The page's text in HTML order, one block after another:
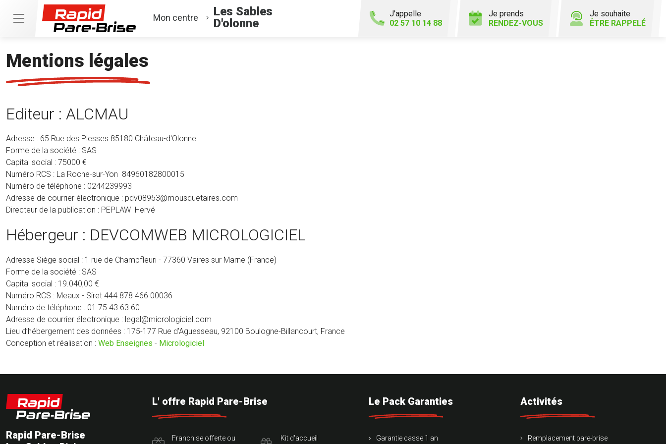
Mon centre
Les Sables
D'olonne
J'appelle
02 57 10 14 88
Je prends
RENDEZ-VOUS
Je souhaite
ÊTRE RAPPELÉ
Mentions légales
Editeur : ALCMAU
Adresse : 65 Rue des Plesses 85180 Château-d'Olonne
Forme de la société : SAS
Capital social : 75000 €
Numéro RCS : La Roche-sur-Yon 84960182800015
Numéro de téléphone : 0244239993
Adresse de courrier électronique : pdv08953@mousquetaires.com
Directeur de la publication : PEPLAW Hervé
Hébergeur : DEVCOMWEB MICROLOGICIEL
Adresse Siège social : 1 rue de Champfleuri - 77360 Vaires sur Marne (France)
Forme de la société : SAS
Capital social : 19.040,00 €
Numéro RCS : Meaux - Siret 444 878 466 00036
Numéro de téléphone : 01 75 43 63 60
Adresse de courrier électronique : legal@micrologiciel.com
Lieu d’hébergement des données : 175-177 Rue d'Aguesseau, 92100 Boulogne-Billancourt, France
Conception et réalisation : Web Enseignes - Micrologiciel
Rapid Pare-Brise
L' offre Rapid Pare-Brise
Franchise offerte ou
Kit d'accueil
Le Pack Garanties
Garantie casse 1 an
Activités
Remplacement pare-brise